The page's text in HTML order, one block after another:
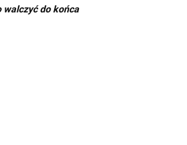
walczyć do końca